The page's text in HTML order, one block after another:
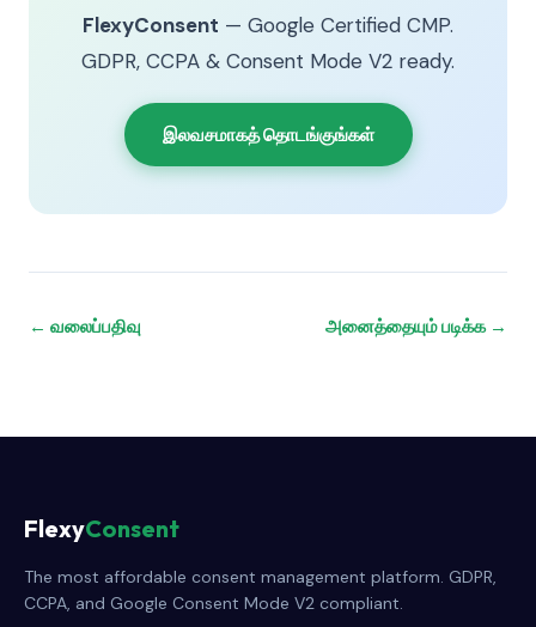
FlexyConsent — Google Certified CMP.
GDPR, CCPA & Consent Mode V2 ready.
இலவசமாகத் தொடங்குங்கள்
← வலைப்பதிவு அனைத்தையும் படிக்க →
FlexyConsent
The most affordable consent management platform. GDPR,
CCPA, and Google Consent Mode V2 compliant.